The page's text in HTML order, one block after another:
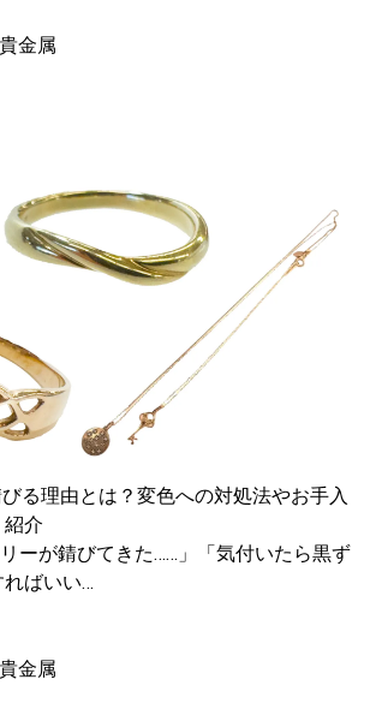
金属
る理由とは？変色への対処法やお手入
介
リーが錆びてきた……」「気付いたら黒ず
ばいい…
金属